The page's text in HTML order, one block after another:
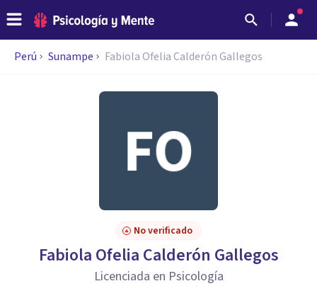
Perú Sunampe Fabiola Ofelia Calderón Gallegos
No verificado
Fabiola Ofelia Calderón Gallegos
Licenciada en Psicología